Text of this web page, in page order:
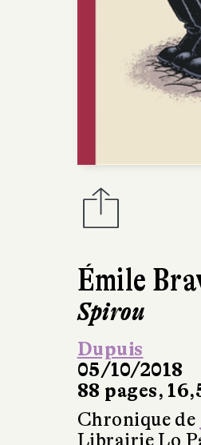
Émile
Spirou
Dupuis
05/10/2018
88 pages,
Chronique de
Librairie Lo